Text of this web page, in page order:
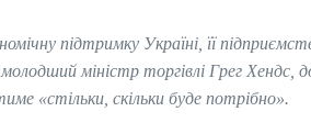
підтримку Україні, її
міністр торгівлі Грег Хендс,
«стільки, скільки буде потрібно».